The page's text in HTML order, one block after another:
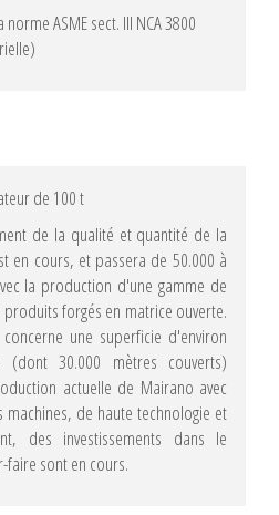
ASME sect. III NCA 3800
de 100 t
de la qualité et quantité de la
en cours, et passera de 50.000 à
la production d'une gamme de
forgés en matrice ouverte.
une superficie d'environ
30.000 mètres couverts)
actuelle de Mairano avec
de haute technologie et
des investissements dans le
faire sont en cours.